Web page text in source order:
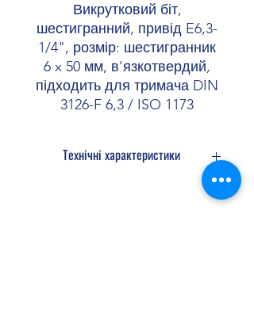
Викрутковий біт,
шестигранний, привід E6,3-
1/4", розмір: шестигранник
6 x 50 мм, в'язкотвердий,
підходить для тримача DIN
3126-F 6,3 / ISO 1173
Технічні характеристики